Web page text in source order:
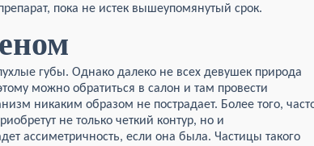
пока не истек вышеупомянутый срок.
губы. Однако далеко не всех девушек природа
можно обратиться в салон и там провести
никаким образом не пострадает. Более того,
не только четкий контур, но и
ассиметричность, если она была. Частицы такого